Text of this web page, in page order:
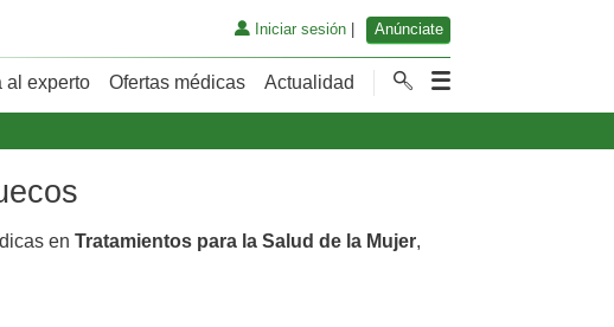
Iniciar sesión| Anúnciate
al experto Ofertas médicas Actualidad
en Tratamientos para la Salud de la Mujer,